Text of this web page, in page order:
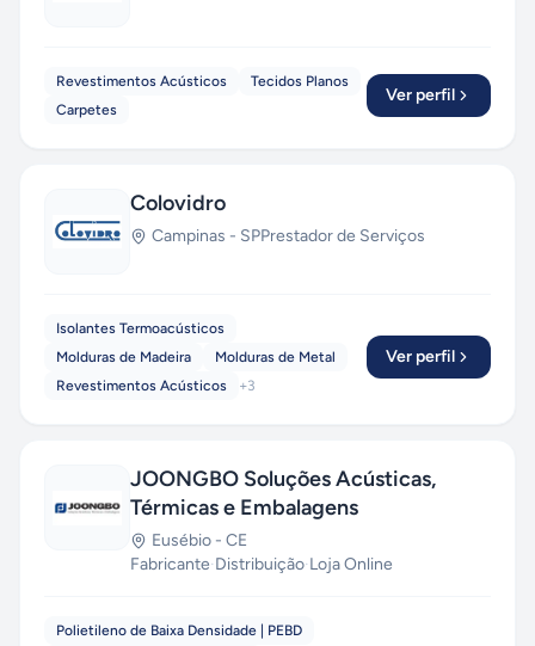
Revestimentos Acústicos
Tecidos Planos
Carpetes
Ver perfil
Colovidro
Campinas - SPPrestador de Serviços
Isolantes Termoacústicos
Molduras de Madeira
Molduras de Metal
Revestimentos Acústicos
+3
Ver perfil
JOONGBO Soluções Acústicas,
Térmicas e Embalagens
Eusébio - CE
Fabricante·Distribuição·Loja Online
Polietileno de Baixa Densidade | PEBD